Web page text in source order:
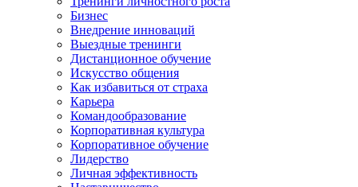
Бизнес
Внедрение инноваций
Выездные тренинги
Дистанционное обучение
Искусство общения
Как избавиться от страха
Карьера
Командообразование
Корпоративная культура
Корпоративное обучение
Лидерство
Личная эффективность